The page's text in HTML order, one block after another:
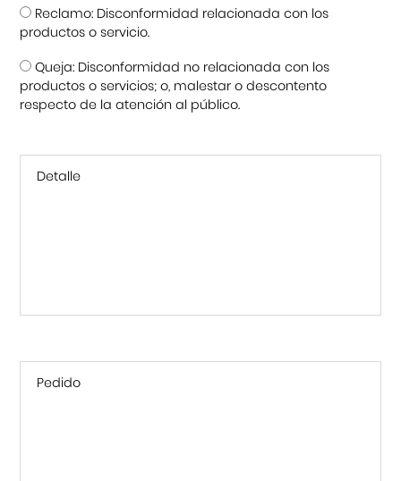
Reclamo: Disconformidad relacionada con los
productos o servicio.
Queja: Disconformidad no relacionada con los
productos o servicios; o, malestar o descontento
respecto de la atención al público.